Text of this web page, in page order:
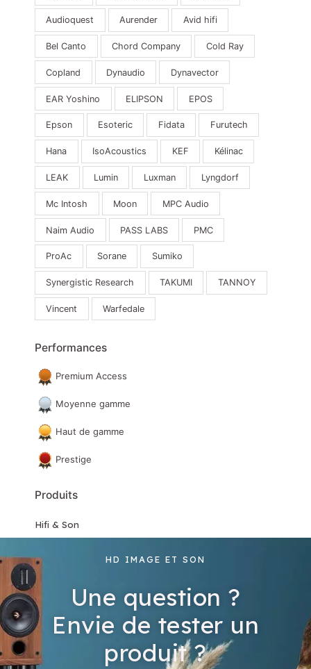
Audioquest Aurender Avid hifi
Bel Canto Chord Company Cold Ray
Copland Dynaudio Dynavector
EAR Yoshino ELIPSON EPOS
Epson Esoteric Fidata Furutech
Hana IsoAcoustics KEF Kélinac
LEAK Lumin Luxman Lyngdorf
Mc Intosh Moon MPC Audio
Naim Audio PASS LABS PMC
ProAc Sorane Sumiko
Synergistic Research TAKUMI TANNOY
Vincent Warfedale
Performances
Premium Access
Moyenne gamme
Haut de gamme
Prestige
Produits
Hifi & Son
Mobilier & accessoires
Matériels de démonstration et d'occasion
HD IMAGE ET SON
Une question ?
Envie de tester un
produit ?